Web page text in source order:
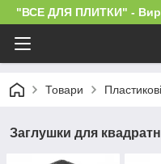
"ВСЕ ДЛЯ ПЛИТКИ" -
Товари
Заглушки для